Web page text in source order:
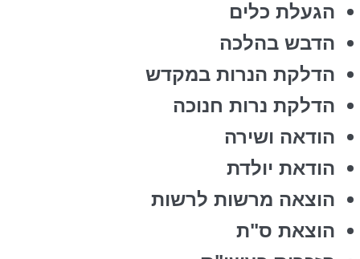
הגעלת כלים
הדבש בהלכה
הדלקת הנרות במקדש
הדלקת נרות חנוכה
הודאה ושירה
הודאת יולדת
הוצאה מרשות לרשות
הוצאת ס"ת